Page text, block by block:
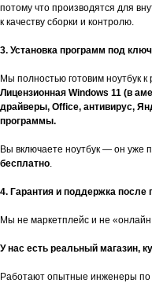
потому что производятся для
к качеству сборки и контролю.
3. Установка программ под ключ
Мы полностью готовим ноутбук к
Лицензионная Windows 11 (в
драйверы, Office, антивирус,
программы.
Вы включаете ноутбук — он уже
бесплатно.
4. Гарантия и поддержка после
Мы не маркетплейс и не
У нас есть реальный магазин,
Работают опытные инженеры по